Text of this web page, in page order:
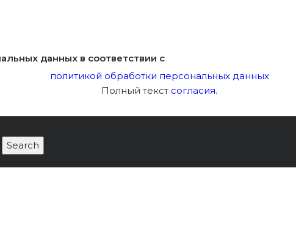
данных в соответствии с
политикой обработки персональных данных
Полный текст согласия.